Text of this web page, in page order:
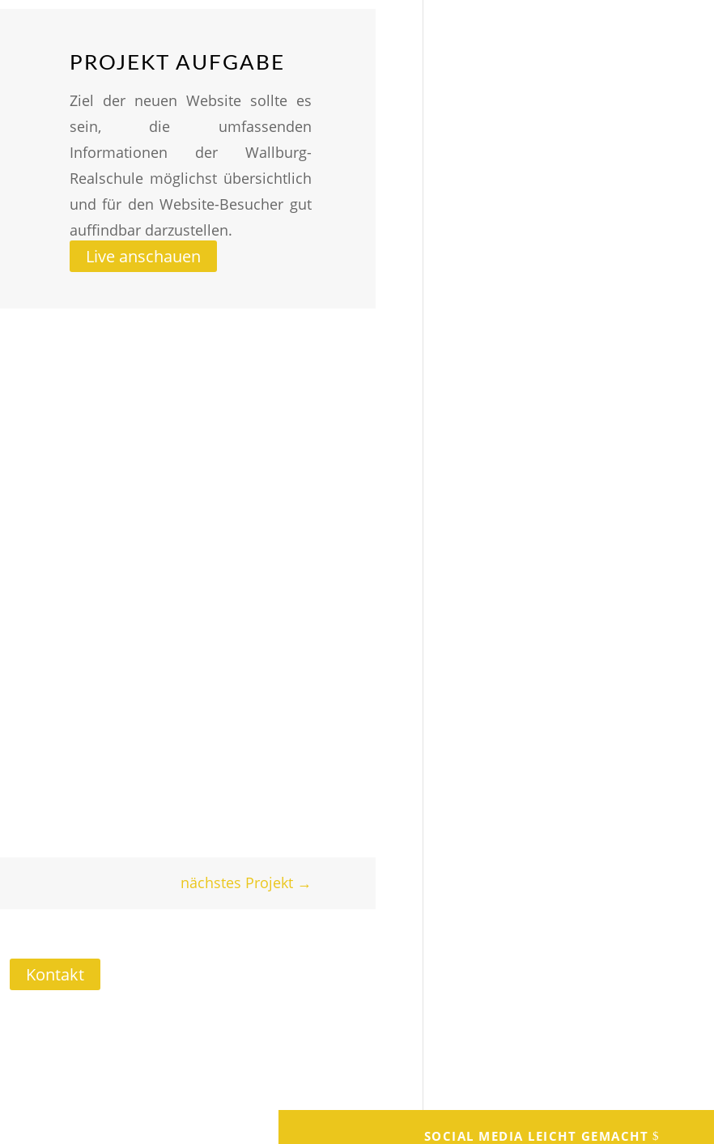
PROJEKT AUFGABE
Ziel der neuen Website sollte es
sein, die umfassenden
Informationen der Wallburg-
Realschule möglichst übersichtlich
und für den Website-Besucher gut
auffindbar darzustellen.
Live anschauen
nächstes Projekt→
Kontakt
SOCIAL MEDIA LEICHT GEMACHT